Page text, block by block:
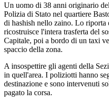
Un uomo di 38 anni originario
Polizia di Stato nel quartiere
di hashish nello zaino. Lo riporta
ricostruisce l'intera trasferta del
Capitale, poi a bordo di un taxi
spaccio della zona.
A insospettire gli agenti della
in quell'area. I poliziotti hanno
destinazione e sono intervenuti
pagato la corsa.